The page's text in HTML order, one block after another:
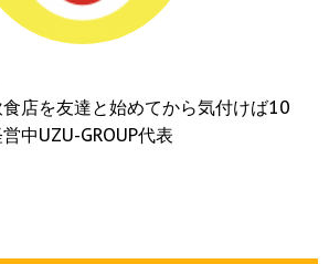
店を友達と始めてから気付けば10
中UZU-GROUP代表